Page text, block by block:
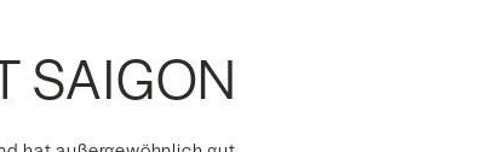
SAIGON